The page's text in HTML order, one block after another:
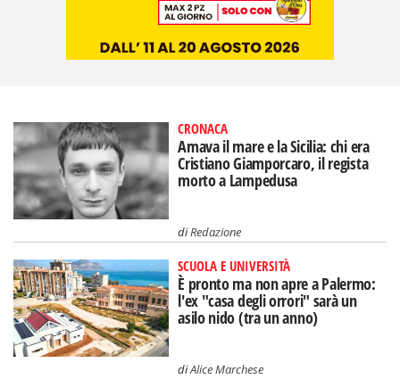
CRONACA
Amava il mare e la Sicilia: chi era
Cristiano Giamporcaro, il regista
morto a Lampedusa
diRedazione
SCUOLA E UNIVERSITÀ
È pronto ma non apre a Palermo:
l'ex "casa degli orrori" sarà un
asilo nido (tra un anno)
diAlice Marchese